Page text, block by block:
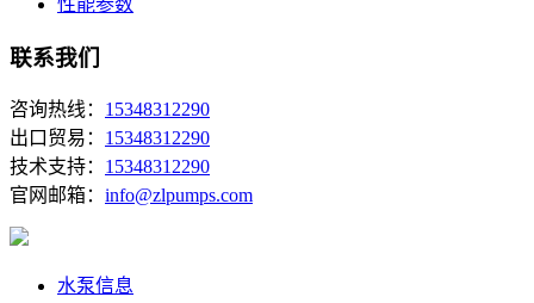
性能参数
联系我们
咨询热线： 15348312290
出口贸易： 15348312290
技术支持： 15348312290
官网邮箱： info@zlpumps.com
水泵信息